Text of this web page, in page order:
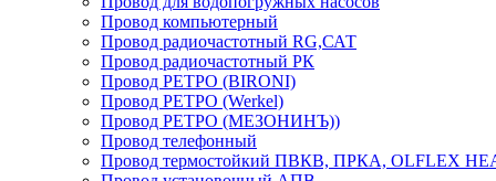
Провод компьютерный
Провод радиочастотный RG,САТ
Провод радиочастотный РК
Провод РЕТРО (BIRONI)
Провод РЕТРО (Werkel)
Провод РЕТРО (МЕЗОНИНЪ))
Провод телефонный
Провод термостойкий ПВКВ, ПРКА, OLFLEX